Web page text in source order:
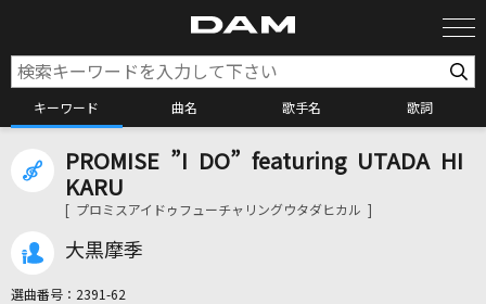
キーワード 曲名 歌手名 歌詞
カラオケ検索
PROMISE ”I DO” featuring UTADA HI
KARU
[ プロミスアイドゥフューチャリングウタダヒカル ]
大黒摩季
選曲番号： 2391-62